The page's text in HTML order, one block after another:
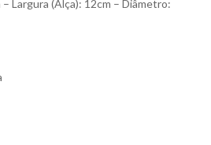
Largura (Alça): 12cm – Diâmetro: